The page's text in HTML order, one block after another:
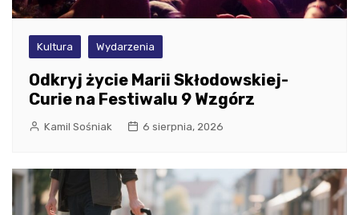
Kultura Wydarzenia
Odkryj życie Marii Skłodowskiej-
Curie na Festiwalu 9 Wzgórz
Kamil Sośniak 6 sierpnia, 2026